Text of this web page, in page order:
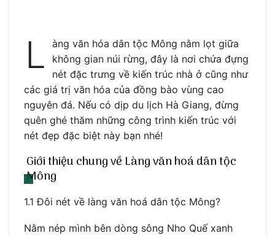
L
àng văn hóa dân tộc Mông nằm lọt giữa
không gian núi rừng, đây là nơi chứa đựng
nét đặc trưng về kiến trúc nhà ở cũng như
các giá trị văn hóa của đồng bào vùng cao
nguyên đá. Nếu có dịp du lịch Hà Giang, đừng
quên ghé thăm những công trình kiến trúc với
nét đẹp đặc biệt này bạn nhé!
Giới thiệu chung về Làng văn hoá dân tộc
Mông
1.1 Đôi nét về làng văn hoá dân tộc Mông?
Nằm nép mình bên dòng sông Nho Quế xanh